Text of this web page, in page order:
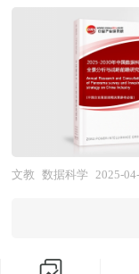
精品资料。 本
领衔撰写，在
据了国家统计
院发展研究中
华产业研究院
专业研究机构
“十四五”经济和
行了深入研究
参考资料，同
证券分析、投资
发展前景预测
者构建系统性
用场景迭代与产
AR眼镜从技术
径。 当前，北
引领轻量化AR
析，转而通过
到招商融资和
项目科学地调
础上，根据一
理的一个向投
项目目前状况
划书是包括项
图与指南，也是
业计划书是一
实现跨式发展
深刻重构全球
产业智能化转
与企业创新突
基于二十余年产
规划-投资决策
国数据科学行
行业全貌，旨在
场景落地」三
文教 数据科学 2025-